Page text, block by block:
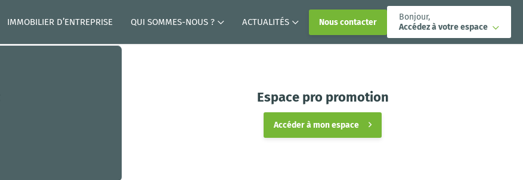
IMMOBILIER D’ENTREPRISE QUI SOMMES-NOUS ? ACTUALITÉS Nous contacter
Bonjour,
Accédez à votre espace
Espace pro promotion
Accéder à mon espace